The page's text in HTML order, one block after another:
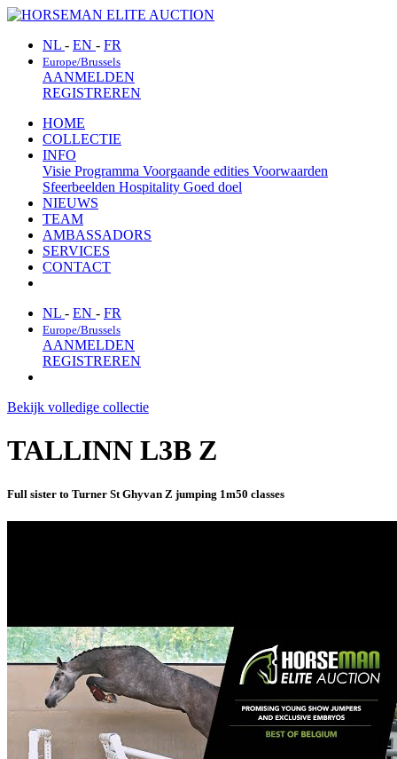
NL - EN - FR
Europe/Brussels
AANMELDEN
REGISTREREN
HOME
COLLECTIE
INFO
Visie Programma Voorgaande edities Voorwaarden
Sfeerbeelden Hospitality Goed doel
NIEUWS
TEAM
AMBASSADORS
SERVICES
CONTACT
NL - EN - FR
Europe/Brussels
AANMELDEN
REGISTREREN
Bekijk volledige collectie
TALLINN L3B Z
Full sister to Turner St Ghyvan Z jumping 1m50 classes